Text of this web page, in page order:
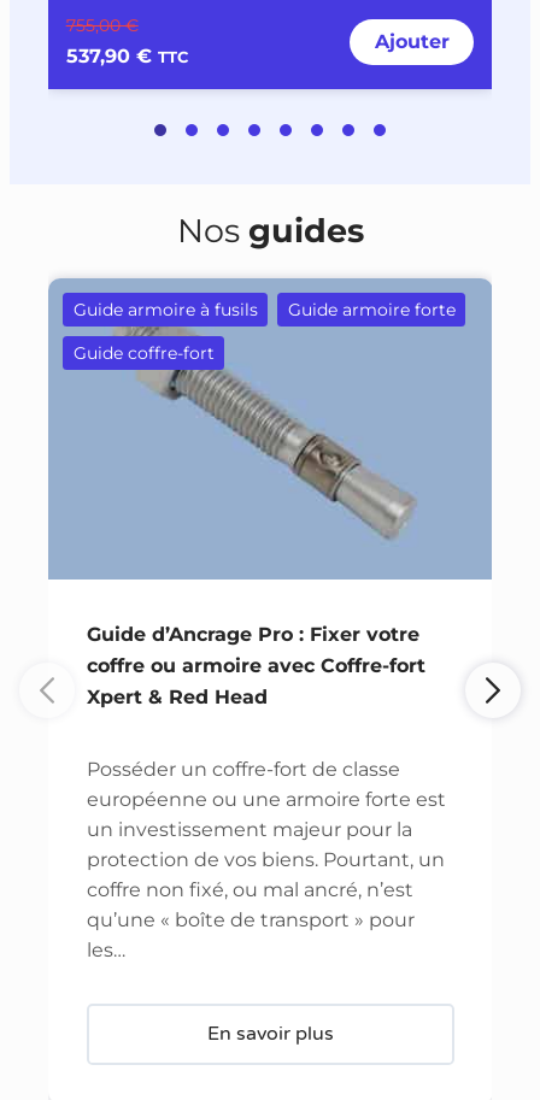
755,00 €
537,90 € TTC
Ajouter
Nos guides
Guide armoire à fusils
Guide armoire forte
Guide coffre-fort
Guide d’Ancrage Pro : Fixer votre
coffre ou armoire avec Coffre-fort
Xpert & Red Head
Posséder un coffre-fort de classe
européenne ou une armoire forte est
un investissement majeur pour la
protection de vos biens. Pourtant, un
coffre non fixé, ou mal ancré, n’est
qu’une « boîte de transport » pour
les…
En savoir plus